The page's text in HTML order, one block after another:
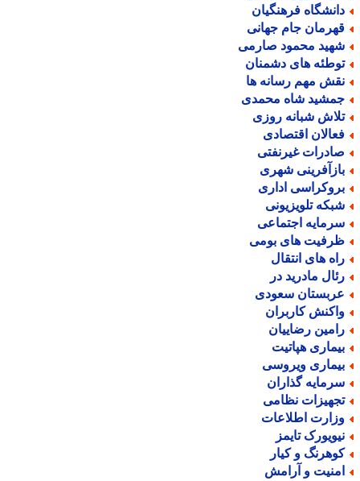
فرهنگیان
جام جهانی
محمود صارمی
های دشمنان
مهم رسانه ها
شاه محمدی
شبانه روزی
اقتصادی
غیرنفتی
شهری
اداری
تلویزیونی
اجتماعی
های بومی
های انتقال
مادرید در
سعودی
کاربران
رضاییان
هپاتیت
ویروسی
گذاران
نظامی
اطلاعات
تایمز
و کیار
و آرامش